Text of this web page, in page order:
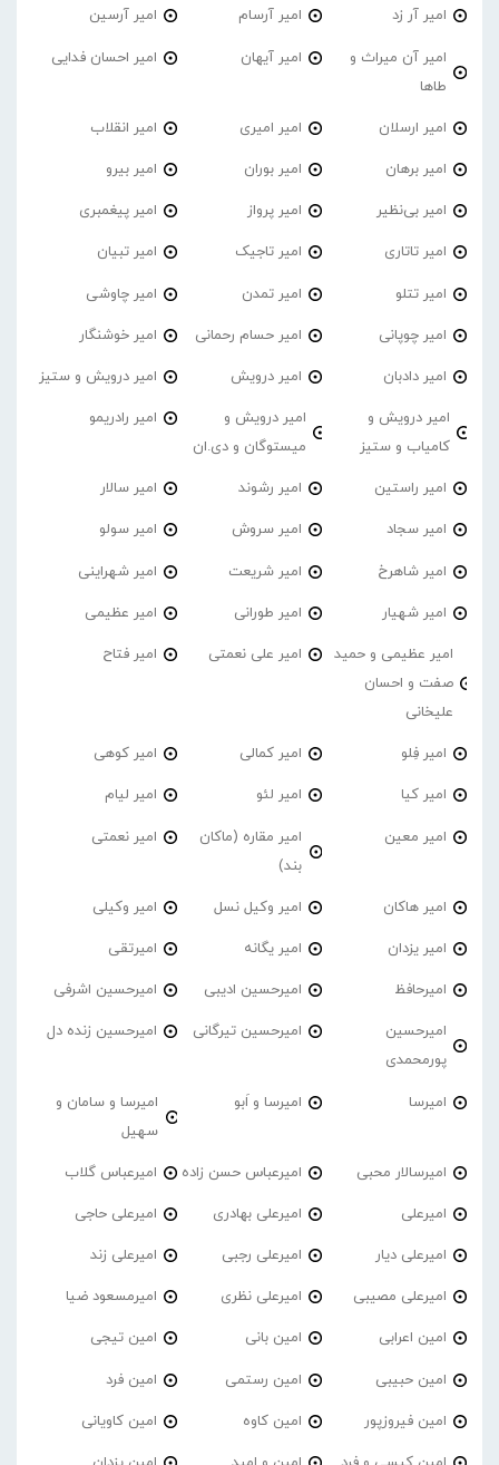
امیر آر زد امیر آرسام امیر آرسین
امیر آن میراث و
طاها
امیر آیهان امیر احسان فدایی
امیر ارسلان امیر امیری امیر انقلاب
امیر برهان امیر‌ بوران امیر بیرو
امیر بی‌نظیر امیر پرواز امیر پیغمبری
امیر تاتاری امیر تاجیک امیر تبیان
امیر تتلو امیر تمدن امیر چاوشی
امیر چوپانی امیر حسام رحمانی امیر خوشنگار
امیر دادبان امیر درویش امیر درویش و ستیز
امیر درویش و
کامیاب و ستیز
امیر درویش و
میستوگان و دی.ان
امیر رادریمو
امیر راستین امیر رشوند امیر سالار
امیر سجاد امیر سروش امیر سولو
امیر شاهرخ امیر شریعت امیر شهراینی
امیر شهیار امیر طورانی امیر عظیمی
امیر عظیمی و حمید
صفت و احسان
علیخانی
امیر علی نعمتی امیر فتاح
امیر فِلو امیر کمالی امیر کوهی
امیر کیا امیر لئو امیر لیام
امیر معین
امیر مقاره (ماکان
بند)
امیر نعمتی
امیر هاکان امیر وکیل نسل امیر وکیلی
امیر یزدان امیر یگانه امیرتقی
امیرحافظ امیرحسین ادیبی امیرحسین اشرفی
امیرحسین
پورمحمدی
امیرحسین تیرگانی امیرحسین زنده دل
امیرسا امیرسا و اَبو
امیرسا و سامان و
سهیل
امیرسالار محبی امیرعباس حسن زاده امیرعباس گلاب
امیرعلی امیرعلی بهادری امیرعلی حاجی
امیرعلی دیار امیرعلی رجبی امیرعلی زند
امیرعلی مصیبی امیرعلی نظری امیرمسعود ضیا
امین اعرابی امین بانی امین تیجی
امین حبیبی امین رستمی امین فرد
امین فیروزپور امین کاوه امین کاویانی